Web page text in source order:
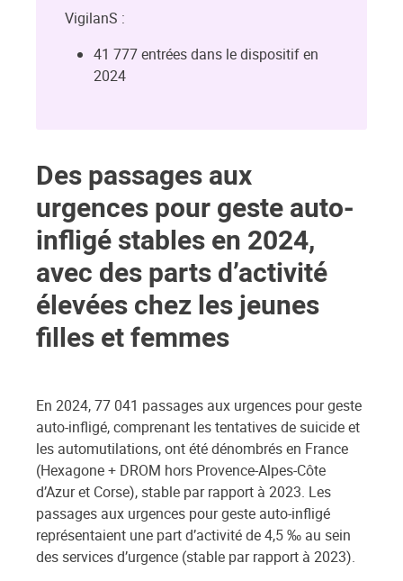
VigilanS :
41 777 entrées dans le dispositif en
2024
Des passages aux
urgences pour geste auto-
infligé stables en 2024,
avec des parts d’activité
élevées chez les jeunes
filles et femmes
En 2024, 77 041 passages aux urgences pour geste
auto-infligé, comprenant les tentatives de suicide et
les automutilations, ont été dénombrés en France
(Hexagone + DROM hors Provence-Alpes-Côte
d’Azur et Corse), stable par rapport à 2023. Les
passages aux urgences pour geste auto-infligé
représentaient une part d’activité de 4,5 ‰ au sein
des services d’urgence (stable par rapport à 2023).